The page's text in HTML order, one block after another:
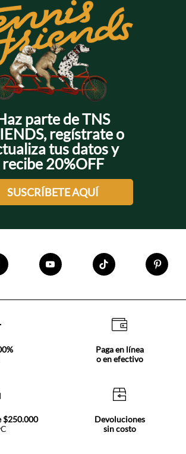
parte de TNS
regístrate o
tus datos y
recibe 20%OFF
SUSCRÍBETE AQUÍ
Paga en línea
o en efectivo
$250.000
Devoluciones
sin costo